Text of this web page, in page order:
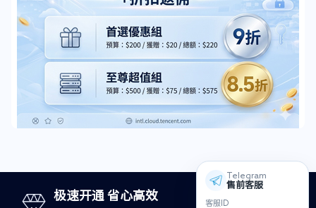
极速开通 省心高效
Telegram
售前客服
客服ID